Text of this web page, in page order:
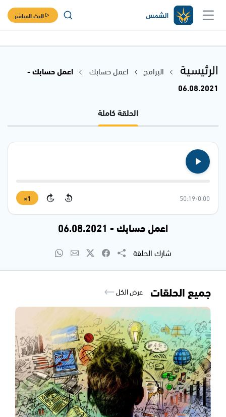
البث المباشر
الرئيسية البرامج اعمل حسابك
اعمل حسابك -
06.08.2021
الحلقة كاملة
0:00
/
50:19
15
15
1×
اعمل حسابك - 06.08.2021
شارك الحلقة
جميع الحلقات عرض الكل